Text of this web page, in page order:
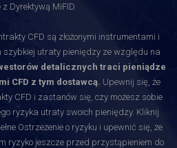
z Dyrektywą MiFID.
CFD są złożonymi instrumentami i
szybkiej utraty pieniędzy ze względu na
detalicznych traci pieniądze
CFD z tym dostawcą. Upewnij się, że
CFD i zastanów się, czy możesz sobie
ryzyka utraty swoich pieniędzy. Kliknij
Ostrzeżenie o ryzyku i upewnić się, że
ryzyko jeszcze przed przystąpieniem do